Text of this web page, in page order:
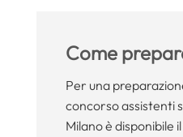
Come
Per una
concorso assistenti
Milano è disponibile